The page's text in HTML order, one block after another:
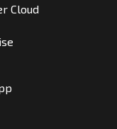
Cloud